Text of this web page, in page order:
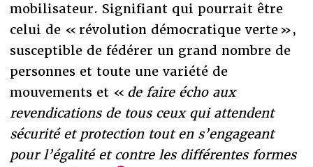
mobilisateur. Signifiant qui pourrait être
celui de « révolution démocratique verte »,
susceptible de fédérer un grand nombre de
personnes et toute une variété de
mouvements et « de faire écho aux
revendications de tous ceux qui attendent
sécurité et protection tout en s’engageant
pour l’égalité et contre les différentes formes